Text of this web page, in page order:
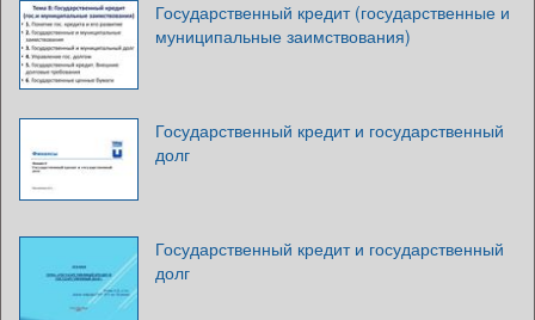
Государственный кредит (государственные и
муниципальные заимствования)
Государственный кредит и государственный
долг
Государственный кредит и государственный
долг